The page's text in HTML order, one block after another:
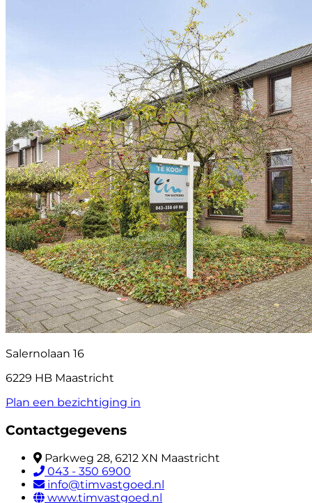
Salernolaan 16
6229 HB Maastricht
Plan een bezichtiging in
Contactgegevens
Parkweg 28, 6212 XN Maastricht
043 - 350 6900
info@timvastgoed.nl
www.timvastgoed.nl